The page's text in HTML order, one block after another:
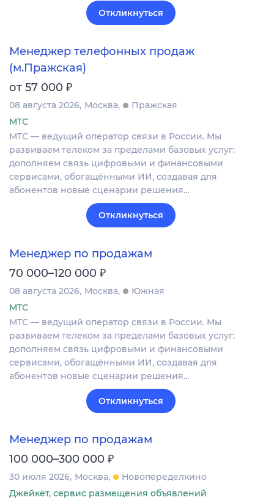
Откликнуться
Менеджер телефонных продаж
(м.Пражская)
от 57 000 ₽
08 августа 2026 Москва
Пражская
МТС
МТС — ведущий оператор связи в России. Мы
развиваем телеком за пределами базовых услуг:
дополняем связь цифровыми и финансовыми
сервисами, обогащёнными ИИ, создавая для
абонентов новые сценарии решения…
Откликнуться
Менеджер по продажам
70 000–120 000 ₽
08 августа 2026 Москва
Южная
МТС
МТС — ведущий оператор связи в России. Мы
развиваем телеком за пределами базовых услуг:
дополняем связь цифровыми и финансовыми
сервисами, обогащёнными ИИ, создавая для
абонентов новые сценарии решения…
Откликнуться
Менеджер по продажам
100 000–300 000 ₽
30 июля 2026 Москва
Новопеределкино
Джейкет, сервис размещения объявлений